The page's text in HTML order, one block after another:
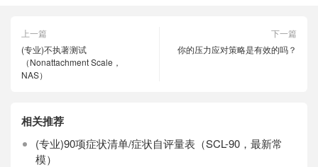
上一篇
(专业)不执著测试
（Nonattachment Scale，
NAS）
下一篇
你的压力应对策略是有效的吗？
相关推荐
(专业)90项症状清单/症状自评量表（SCL-90，最新常
模）